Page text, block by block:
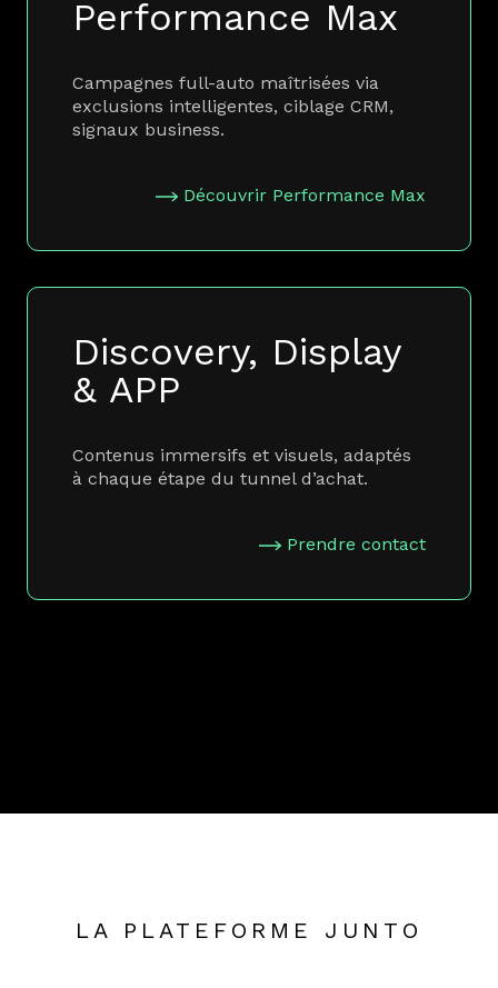
Performance Max
Campagnes full-auto maîtrisées via
exclusions intelligentes, ciblage CRM,
signaux business.
Découvrir Performance Max
Discovery, Display
& APP
Contenus immersifs et visuels, adaptés
à chaque étape du tunnel d’achat.
Prendre contact
LA PLATEFORME JUNTO